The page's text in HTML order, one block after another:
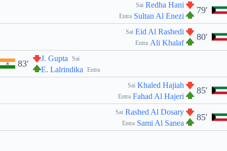
79'
Sai Redha Hani
Entra Sultan Al Enezi
80'
Sai Eid Al Rashedi
Entra Ali Khalaf
Sai
J. Gupta
Entra
E. Lalrindika
83'
85'
Sai Khaled Hajiah
Entra Fahad Al Hajeri
85'
Sai Rashed Al Dosary
Entra Sami Al Sanea